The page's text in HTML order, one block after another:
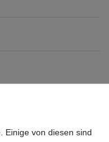
Einige von diesen sind